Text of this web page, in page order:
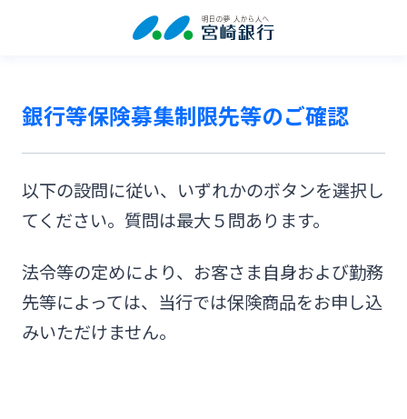
銀行等保険募集制限先等のご確認
以下の設問に従い、いずれかのボタンを選択し
てください。質問は最大５問あります。
法令等の定めにより、お客さま自身および勤務
先等によっては、当行では保険商品をお申し込
みいただけません。